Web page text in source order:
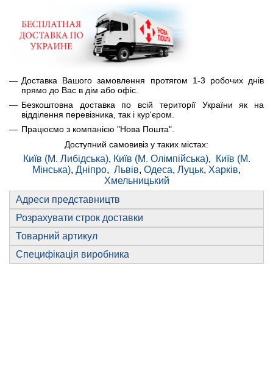
Доставка Вашого замовлення протягом 1-3 робочих днів
прямо до Вас в дім або офіс.
Безкоштовна доставка по всій території України як на
відділення перевізника, так і кур'єром.
Працюємо з компанією "Нова Пошта".
Доступний самовивіз у таких містах:
Київ (М. Либідська), Київ (М. Олімпійська),
Київ (М.
Мінська), Дніпро, Львів, Одеса, Луцьк, Харків,
Хмельницький
Адреси представництв
Розрахувати строк доставки
Товарний артикул
Специфікація виробника